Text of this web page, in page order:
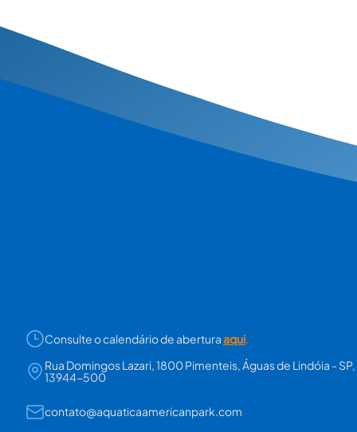
Consulte o calendário de aberturaaqui.
Rua Domingos Lazari, 1800 Pimenteis, Águas de Lindóia - SP,
13944-500
contato@aquaticaamericanpark.com